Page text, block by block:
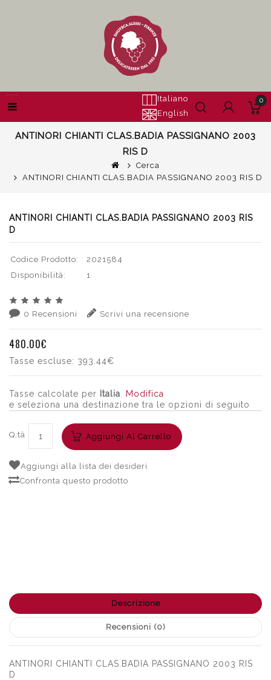
Italiano
English
0
ANTINORI CHIANTI CLAS.BADIA PASSIGNANO 2003
RIS D
Cerca
ANTINORI CHIANTI CLAS.BADIA PASSIGNANO 2003 RIS D
ANTINORI CHIANTI CLAS.BADIA PASSIGNANO 2003 RIS
D
Codice Prodotto:
2021584
Disponibilità:
1
0 Recensioni Scrivi una recensione
480.00€
Tasse escluse: 393.44€
Tasse calcolate per Italia
Modifica
e seleziona una destinazione tra le opzioni di seguito
Q.tà Aggiungi Al Carrello
Aggiungi alla lista dei desideri
Confronta questo prodotto
Descrizione
Recensioni (0)
ANTINORI CHIANTI CLAS.BADIA PASSIGNANO 2003 RIS
D